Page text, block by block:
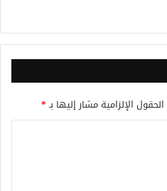
الحقول الإلزامية مشار إليها بـ*